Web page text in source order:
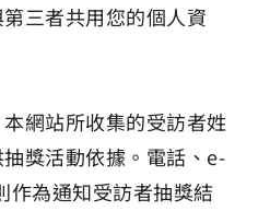
三者共用您的個人資
網站所收集的受訪者姓
獎活動依據。電話、e-
為通知受訪者抽獎結